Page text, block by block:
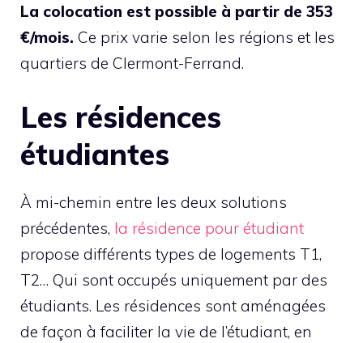
La colocation est possible à partir de 353
€/mois. Ce prix varie selon les régions et les
quartiers de Clermont-Ferrand.
Les résidences
étudiantes
À mi-chemin entre les deux solutions
précédentes, la résidence pour étudiant
propose différents types de logements T1,
T2… Qui sont occupés uniquement par des
étudiants. Les résidences sont aménagées
de façon à faciliter la vie de l’étudiant, en